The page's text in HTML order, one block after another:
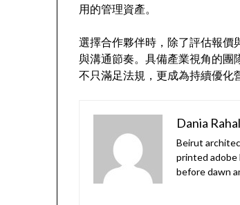
用的管理資產。
選擇合作夥伴時，除了評估報價
與溝通節奏。具備產業視角的團
不只滿足法規，更成為持續優化
Dania Rahal
Beirut
printed adobe
before dawn